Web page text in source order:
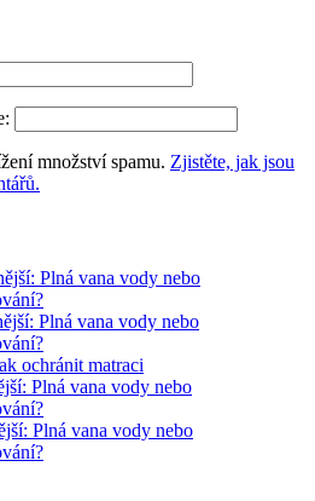
množství spamu. Zjistěte, jak jsou
Plná vana vody nebo
Plná vana vody nebo
ochránit matraci
Plná vana vody nebo
Plná vana vody nebo